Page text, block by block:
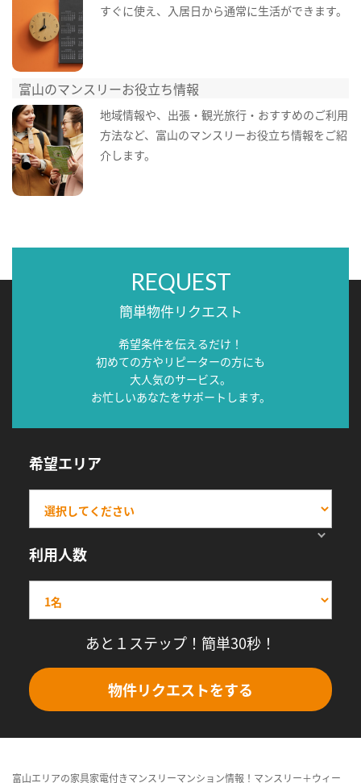
すぐに使え、入居日から通常に生活ができます。
富山のマンスリーお役立ち情報
地域情報や、出張・観光旅行・おすすめのご利用
方法など、富山のマンスリーお役立ち情報をご紹
介します。
REQUEST
簡単物件リクエスト
希望条件を伝えるだけ！
初めての方やリピーターの方にも
大人気のサービス。
お忙しいあなたをサポートします。
希望エリア
利用人数
あと１ステップ！簡単30秒！
物件リクエストをする
富山エリアの家具家電付きマンスリーマンション情報！マンスリー＋ウィー